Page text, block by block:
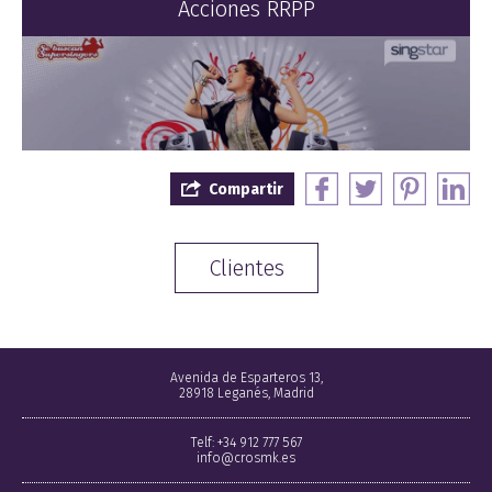
Acciones RRPP
Compartir
Clientes
Avenida de Esparteros 13,
28918 Leganés, Madrid
Telf: +34 912 777 567
info@crosmk.es